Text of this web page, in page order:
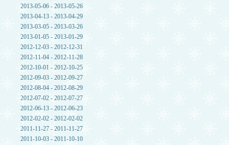
2013-05-06 - 2013-05-26
2013-04-13 - 2013-04-29
2013-03-05 - 2013-03-26
2013-01-05 - 2013-01-29
2012-12-03 - 2012-12-31
2012-11-04 - 2012-11-28
2012-10-01 - 2012-10-25
2012-09-03 - 2012-09-27
2012-08-04 - 2012-08-29
2012-07-02 - 2012-07-27
2012-06-13 - 2012-06-23
2012-02-02 - 2012-02-02
2011-11-27 - 2011-11-27
2011-10-03 - 2011-10-10